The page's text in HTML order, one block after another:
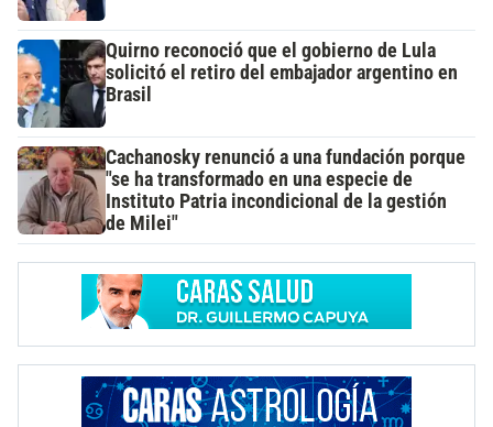
Quirno reconoció que el gobierno de Lula
solicitó el retiro del embajador argentino en
Brasil
Cachanosky renunció a una fundación porque
"se ha transformado en una especie de
Instituto Patria incondicional de la gestión
de Milei"